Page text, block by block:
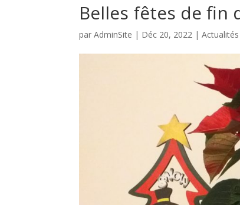
Belles fêtes de fin
parAdminSite | Déc 20, 2022 |Actualités